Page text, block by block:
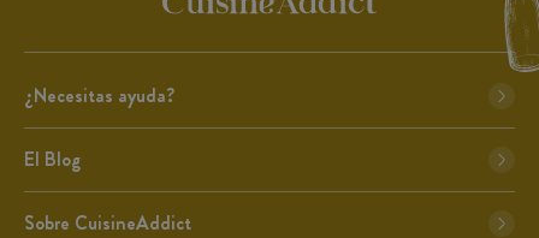
¿Necesitas ayuda?
El Blog
Sobre CuisineAddict